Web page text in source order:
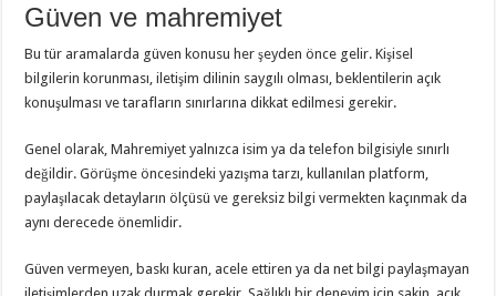
Güven ve mahremiyet
Bu tür aramalarda güven konusu her şeyden önce gelir. Kişisel
bilgilerin korunması, iletişim dilinin saygılı olması, beklentilerin açık
konuşulması ve tarafların sınırlarına dikkat edilmesi gerekir.
Genel olarak, Mahremiyet yalnızca isim ya da telefon bilgisiyle sınırlı
değildir. Görüşme öncesindeki yazışma tarzı, kullanılan platform,
paylaşılacak detayların ölçüsü ve gereksiz bilgi vermekten kaçınmak da
aynı derecede önemlidir.
Güven vermeyen, baskı kuran, acele ettiren ya da net bilgi paylaşmayan